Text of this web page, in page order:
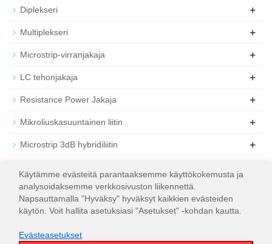
Diplekseri +
Multiplekseri +
Microstrip-virranjakaja +
LC tehonjakaja +
Resistance Power Jakaja +
Mikroliuskasuuntainen liitin +
Microstrip 3dB hybridiliitin +
Koaksiaalinen RF-kuorma
Käytämme evästeitä parantaaksemme käyttökokemusta ja
analysoidaksemme verkkosivuston liikennettä.
Napsauttamalla "Hyväksy" hyväksyt kaikkien evästeiden
käytön. Voit hallita asetuksiasi "Asetukset" -kohdan kautta.
Evästeasetukset